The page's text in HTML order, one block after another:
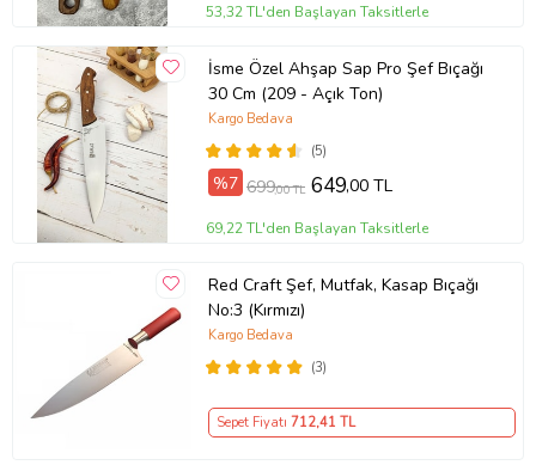
53,32 TL'den Başlayan Taksitlerle
İsme Özel Ahşap Sap Pro Şef Bıçağı
30 Cm (209 - Açık Ton)
(5)
Kargo Bedava
%7 699,00 TL 649,00 TL
69,22 TL'den Başlayan Taksitlerle
Red Craft Şef, Mutfak, Kasap Bıçağı
No:3 (Kırmızı)
(3)
Kargo Bedava
Sepet Fiyatı 712,41 TL